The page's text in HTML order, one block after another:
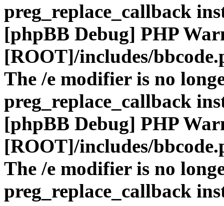
preg_replace_callback
[phpBB Debug] PHP
[ROOT]/includes/
The /e modifier is no
preg_replace_callback
[phpBB Debug] PHP
[ROOT]/includes/
The /e modifier is no
preg_replace_callback